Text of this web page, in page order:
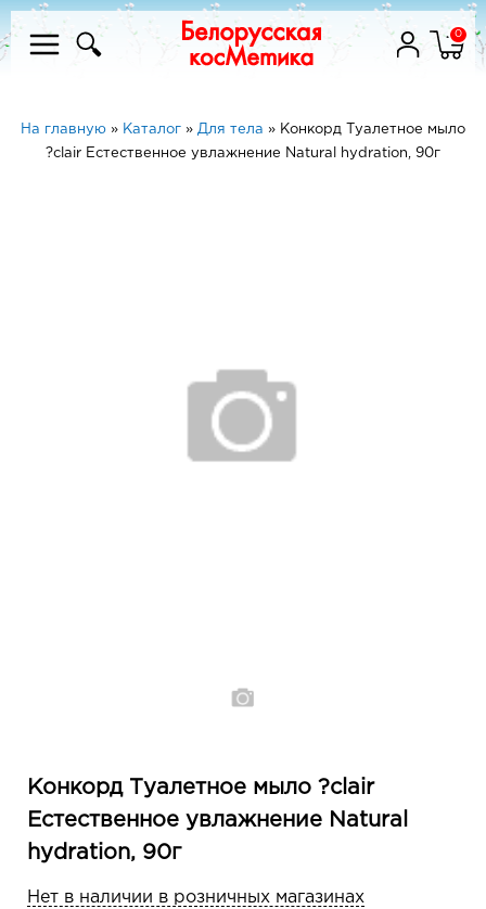
0
На главную » Каталог » Для тела » Конкорд Туалетное мыло
?clair Естественное увлажнение Natural hydration, 90г
Конкорд Туалетное мыло ?clair
Естественное увлажнение Natural
hydration, 90г
Нет в наличии в розничных магазинах